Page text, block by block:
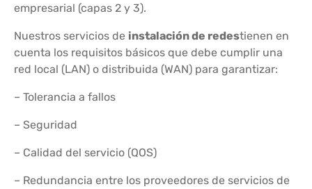
empresarial (capas 2 y 3).
Nuestros servicios de instalación de redestienen en
cuenta los requisitos básicos que debe cumplir una
red local (LAN) o distribuida (WAN) para garantizar:
– Tolerancia a fallos
– Seguridad
– Calidad del servicio (QOS)
– Redundancia entre los proveedores de servicios de